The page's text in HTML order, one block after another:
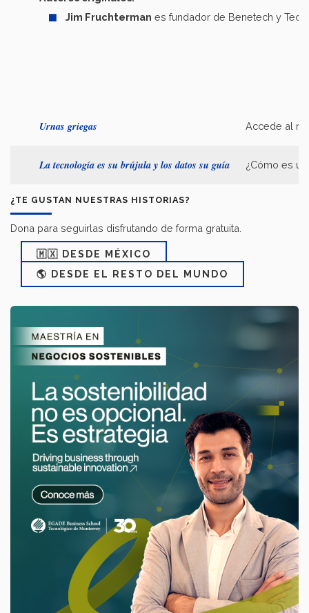
Jim Fruchterman es fundador de Benetech y
Urnas griegas Accede al
La tecnología es su brújula y los datos su guía ¿Cómo es
¿TE GUSTAN NUESTRAS HISTORIAS?
Dona para seguirlas disfrutando de forma gratuita.
🇲🇽 DESDE MÉXICO
🌎 DESDE EL RESTO DEL MUNDO